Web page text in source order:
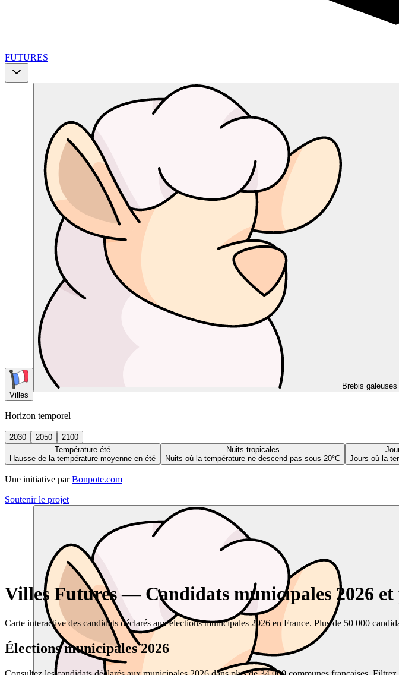
FUTURES
Villes
Brebis galeuses
Horizon temporel
2030 2050
2100
Température été
Hausse de la température moyenne en été
Nuits tropicales
Nuits où la température ne descend pas sous 20°C
Jours où la
Une initiative par Bonpote.com
Soutenir le projet
Villes Futures — Candidats municipales 2026
Carte interactive des candidats déclarés aux élections municipales 2026 en France. Plus de 50 000
Élections municipales 2026